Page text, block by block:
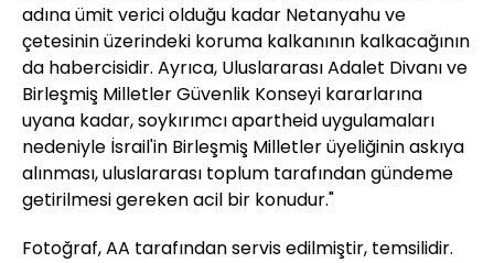
adına ümit verici olduğu kadar Netanyahu ve
çetesinin üzerindeki koruma kalkanının kalkacağının
da habercisidir. Ayrıca, Uluslararası Adalet Divanı ve
Birleşmiş Milletler Güvenlik Konseyi kararlarına
uyana kadar, soykırımcı apartheid uygulamaları
nedeniyle İsrail'in Birleşmiş Milletler üyeliğinin askıya
alınması, uluslararası toplum tarafından gündeme
getirilmesi gereken acil bir konudur."
Fotoğraf, AA tarafından servis edilmiştir, temsilidir.